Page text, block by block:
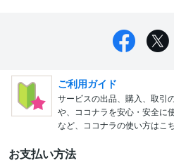
ご利用ガイド
サービスの出品、購入、取引
や、ココナラを安心・安全に
など、ココナラの使い方はこち
お支払い方法